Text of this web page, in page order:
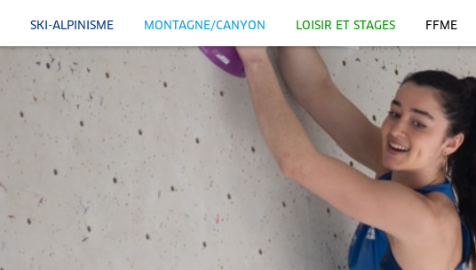
SKI-ALPINISME MONTAGNE/CANYON LOISIR ET STAGES FFME